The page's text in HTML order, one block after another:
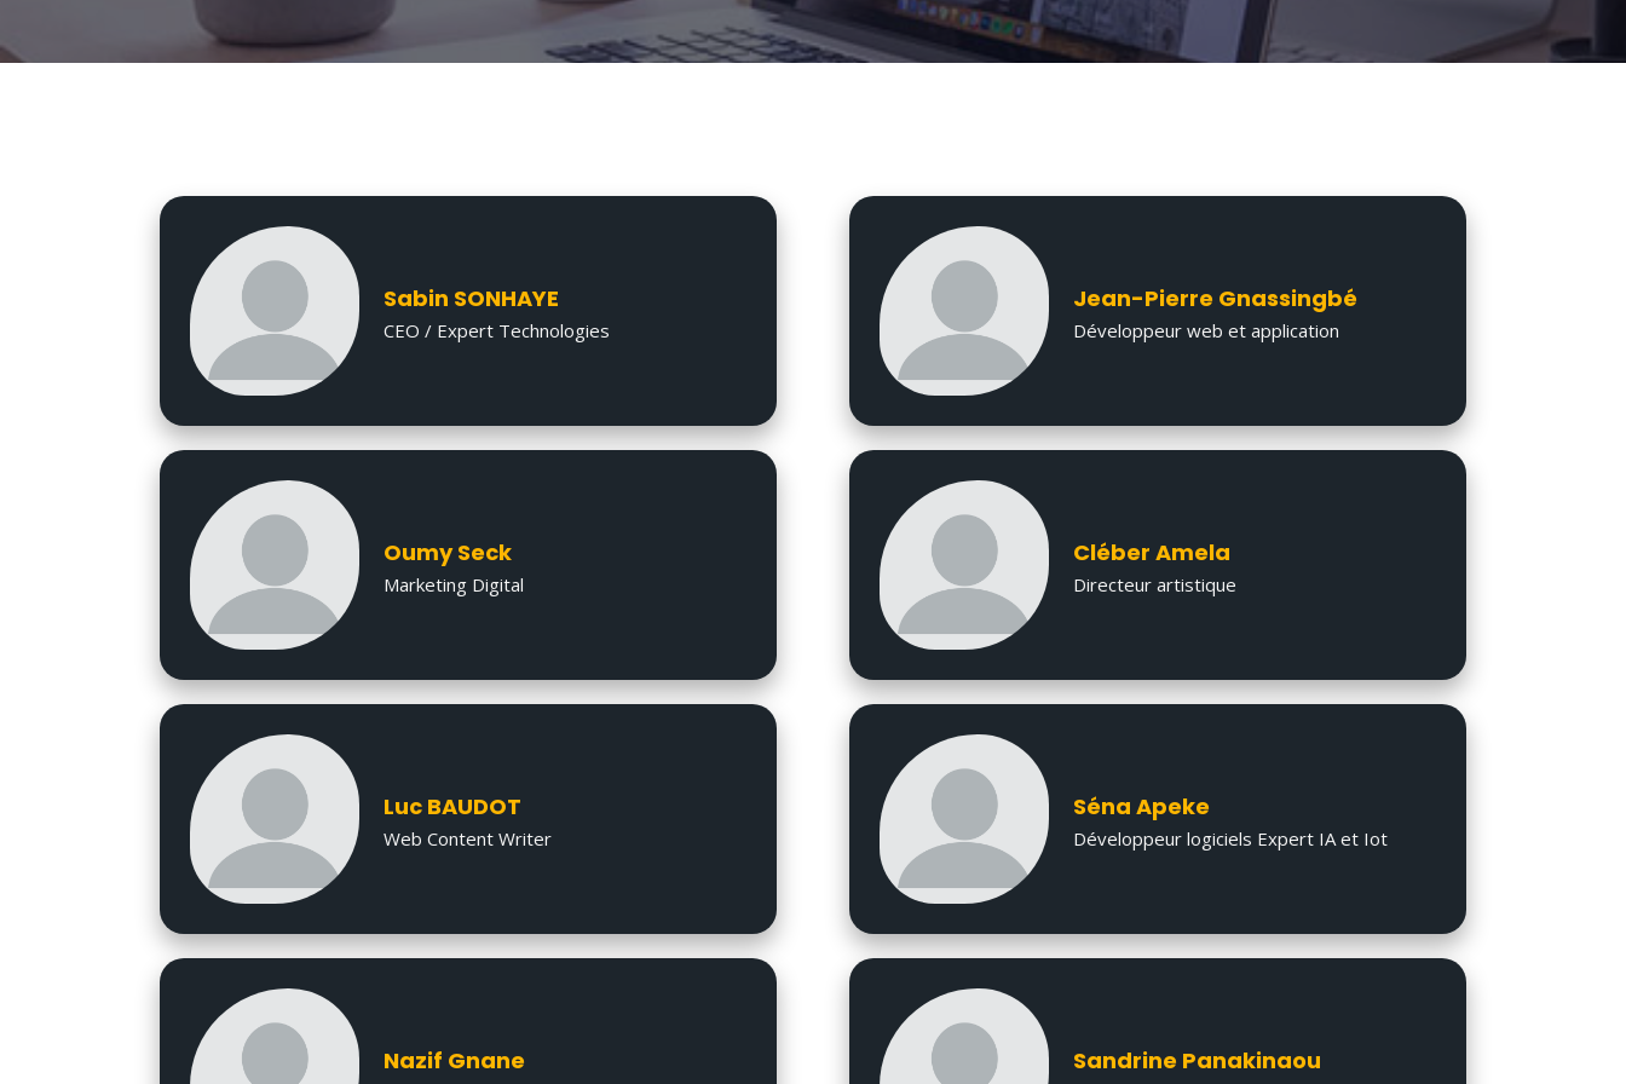
Sabin SONHAYE
CEO / Expert Technologies
Oumy Seck
Marketing Digital
Luc BAUDOT
Web Content Writer
Nazif Gnane
Jean-Pierre Gnassingbé
Développeur web et application
Cléber Amela
Directeur artistique
Séna Apeke
Développeur logiciels Expert IA et Iot
Sandrine Panakinaou